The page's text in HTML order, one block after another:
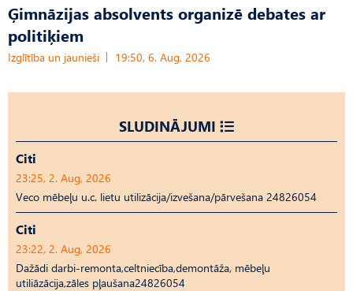
Ģimnāzijas absolvents organizē debates ar
politiķiem
Izglītība un jaunieši 19:50, 6. Aug, 2026
SLUDINĀJUMI
Citi
23:25, 2. Aug, 2026
Veco mēbeļu u.c. lietu utilizācija/izvešana/pārvešana 24826054
Citi
23:22, 2. Aug, 2026
Dažādi darbi-remonta,celtniecība,demontāža, mēbeļu
utiliāzācija,zāles pļaušana24826054